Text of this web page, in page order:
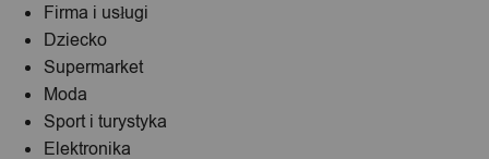
Firma i usługi
Dziecko
Supermarket
Moda
Sport i turystyka
Elektronika